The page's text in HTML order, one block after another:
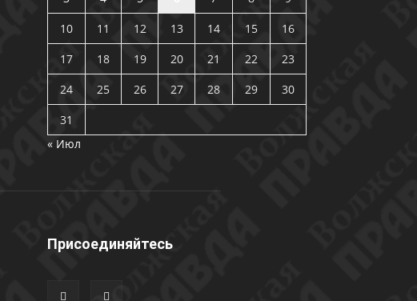
10
11 12 13 14 15
16
17
18 19 20 21 22
23
24
25 26 27 28 29
30
31
« Июл
Присоединяйтесь